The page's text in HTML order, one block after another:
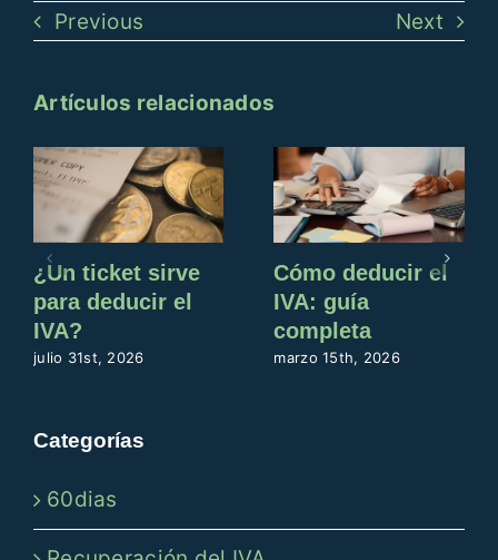
Categorías
60dias
Previous Next
Artículos relacionados
¿Un ticket sirve
para deducir el
IVA?
julio 31st, 2026
Cómo deducir el
IVA: guía
completa
marzo 15th, 2026